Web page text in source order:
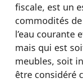
fiscale, est un
commodités
l’eau courante
mais qui est
meubles, soit
être considéré